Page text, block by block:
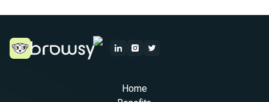
Home